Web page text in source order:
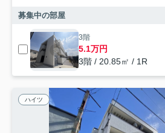
募集中の部屋
3階
5.1万円
3階 / 20.85㎡ / 1R
ハイツ